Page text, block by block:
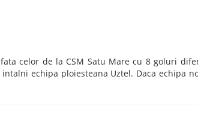
celor de la CSM Satu Mare cu 8 goluri
echipa ploiesteana Uztel. Daca echipa